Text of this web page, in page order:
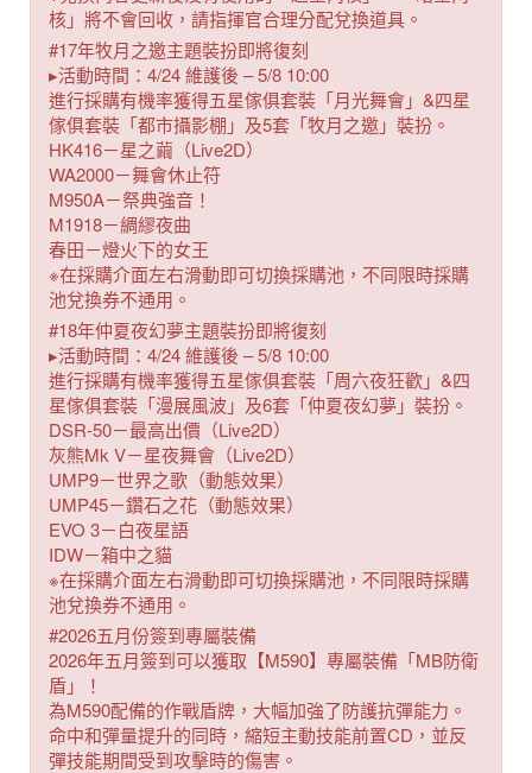
核」將不會回收，請指揮官合理分配兌換道具。
#17年牧月之邀主題裝扮即將復刻
▸活動時間：4/24 維護後 – 5/8 10:00
進行採購有機率獲得五星傢俱套裝「月光舞會」&四星
傢俱套裝「都市攝影棚」及5套「牧月之邀」裝扮。
HK416－星之繭（Live2D）
WA2000－舞會休止符
M950A－祭典強音！
M1918－綢繆夜曲
春田－燈火下的女王
※在採購介面左右滑動即可切換採購池，不同限時採購
池兌換券不通用。
#18年仲夏夜幻夢主題裝扮即將復刻
▸活動時間：4/24 維護後 – 5/8 10:00
進行採購有機率獲得五星傢俱套裝「周六夜狂歡」&四
星傢俱套裝「漫展風波」及6套「仲夏夜幻夢」裝扮。
DSR-50－最高出價（Live2D）
灰熊Mk V－星夜舞會（Live2D）
UMP9－世界之歌（動態效果）
UMP45－鑽石之花（動態效果）
EVO 3－白夜星語
IDW－箱中之貓
※在採購介面左右滑動即可切換採購池，不同限時採購
池兌換券不通用。
#2026五月份簽到專屬裝備
2026年五月簽到可以獲取【M590】專屬裝備「MB防衛
盾」！
為M590配備的作戰盾牌，大幅加強了防護抗彈能力。
命中和彈量提升的同時，縮短主動技能前置CD，並反
彈技能期間受到攻擊時的傷害。